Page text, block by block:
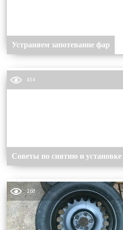
Устраняем запотевание фар
434
Советы по снятию и
268